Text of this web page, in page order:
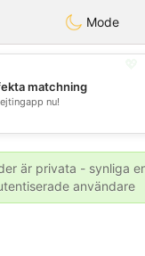
ahebik
Mode
💕
matchning
nu!
är privata - synliga
användare